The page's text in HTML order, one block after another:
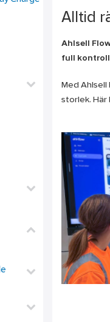
Alltid
Ahlsell
full kontroll
Med
storlek. Här